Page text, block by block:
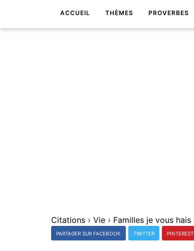
ACCUEIL THÈMES PROVERBES
Citations › Vie ›
PARTAGER SUR FACEBOOK TWITTER PINTEREST